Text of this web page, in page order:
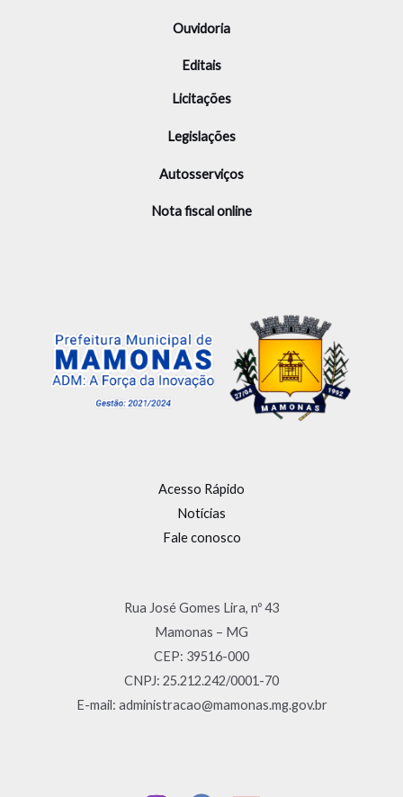
Ouvidoria
Editais
Licitações
Legislações
Autosserviços
Nota fiscal online
Acesso Rápido
Notícias
Fale conosco
Rua José Gomes Lira, nº 43
Mamonas – MG
CEP: 39516-000
CNPJ: 25.212.242/0001-70
E-mail: administracao@mamonas.mg.gov.br